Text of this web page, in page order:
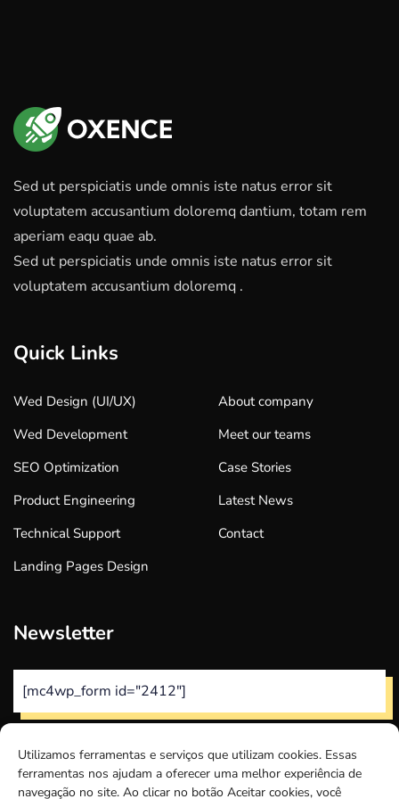
Utilizamos ferramentas e serviços que utilizam cookies. Essas
ferramentas nos ajudam a oferecer uma melhor experiência de
navegação no site. Ao clicar no botão Aceitar cookies, você
Sed ut perspiciatis unde omnis iste natus error sit
voluptatem accusantium doloremq dantium, totam rem
aperiam eaqu quae ab.
Sed ut perspiciatis unde omnis iste natus error sit
voluptatem accusantium doloremq .
Quick Links
Wed Design (UI/UX)
Wed Development
SEO Optimization
Product Engineering
Technical Support
Landing Pages Design
About company
Meet our teams
Case Stories
Latest News
Contact
Newsletter
[mc4wp_form id="2412"]